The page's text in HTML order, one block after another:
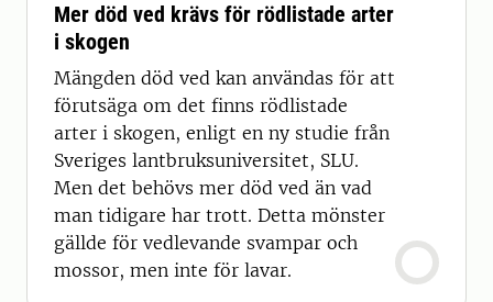
Mer död ved krävs för rödlistade arter
i skogen
Mängden död ved kan användas för att
förutsäga om det finns rödlistade
arter i skogen, enligt en ny studie från
Sveriges lantbruksuniversitet, SLU.
Men det behövs mer död ved än vad
man tidigare har trott. Detta mönster
gällde för vedlevande svampar och
mossor, men inte för lavar.